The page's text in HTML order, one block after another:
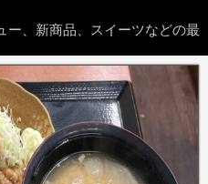
ー、新商品、スイーツなどの最